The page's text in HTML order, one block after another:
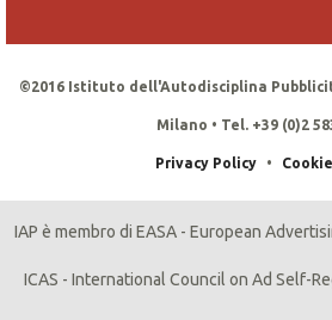
©2016 Istituto dell'Autodisciplina
Milano • Tel. +39 (0)2
Privacy Policy •
IAP è membro di EASA - European
ICAS - International Council on Ad Self-